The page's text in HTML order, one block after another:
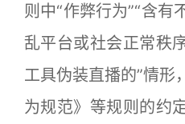
则中“作弊行为”“含
乱平台或社会正常秩
工具伪装直播的”情形
为规范》等规则的约